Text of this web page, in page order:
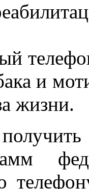
и
жизни.